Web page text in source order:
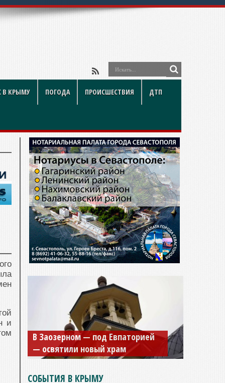
В КРЫМУ ПОГОДА ПРОИСШЕСТВИЯ ДТП
и
В Заозерном — под Евпаторией
— освятили новый храм
СОБЫТИЯ В КРЫМУ